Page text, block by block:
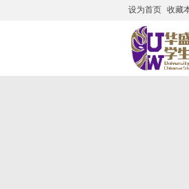
设为首页 收藏